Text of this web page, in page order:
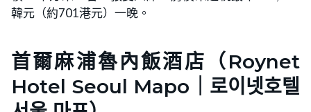
韓元（約701港元）一晚。
首爾麻浦魯內飯酒店（Roynet
Hotel Seoul Mapo｜로이넷호텔